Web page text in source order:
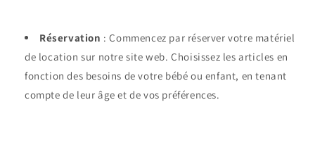
Réservation : Commencez par réserver votre matériel
de location sur notre site web. Choisissez les articles en
fonction des besoins de votre bébé ou enfant, en tenant
compte de leur âge et de vos préférences.